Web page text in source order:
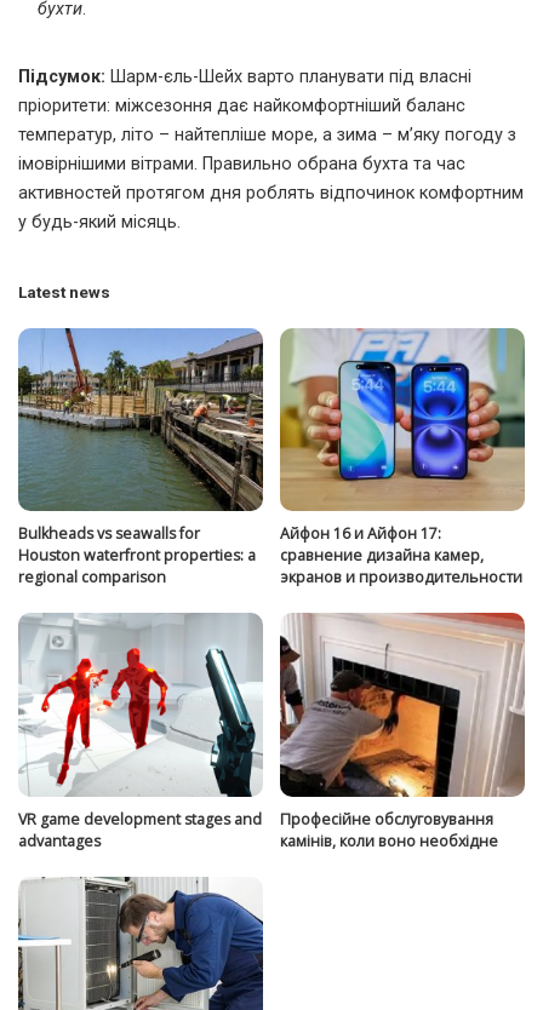
бухти.
Підсумок: Шарм-єль-Шейх варто планувати під власні
пріоритети: міжсезоння дає найкомфортніший баланс
температур, літо – найтепліше море, а зима – м’яку погоду з
імовірнішими вітрами. Правильно обрана бухта та час
активностей протягом дня роблять відпочинок комфортним
у будь-який місяць.
Latest news
Bulkheads vs seawalls for
Houston waterfront properties: a
regional comparison
Айфон 16 и Айфон 17:
сравнение дизайна камер,
экранов и производительности
VR game development stages and
advantages
Професійне обслуговування
камінів, коли воно необхідне